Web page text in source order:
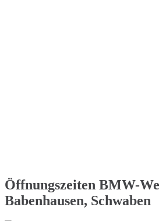
Öffnungszeiten BMW-
Babenhausen, Schwaben